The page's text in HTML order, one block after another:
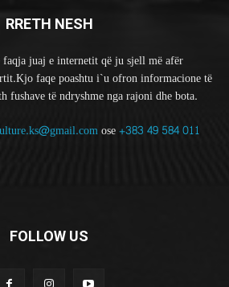
RRETH NESH
juaj e internetit që ju sjell më afër
faqe poashtu i`u ofron informacione të
fushave të ndryshme nga rajoni dhe bota.
ose+383 49 584 011
FOLLOW US